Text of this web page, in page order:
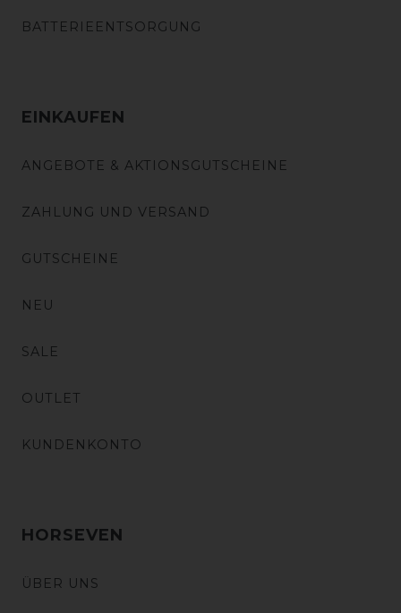
BATTERIEENTSORGUNG
EINKAUFEN
ANGEBOTE & AKTIONSGUTSCHEINE
ZAHLUNG UND VERSAND
GUTSCHEINE
NEU
SALE
OUTLET
KUNDENKONTO
HORSEVEN
ÜBER UNS